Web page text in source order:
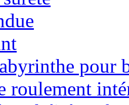
pour
roulement